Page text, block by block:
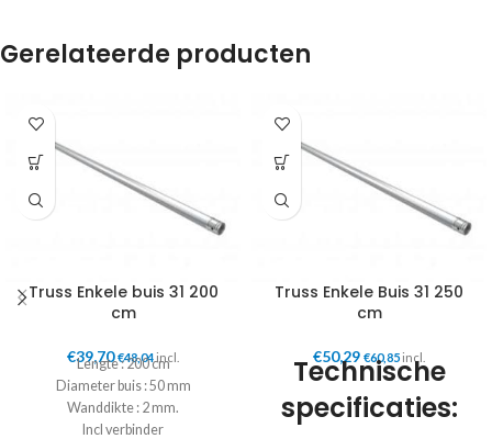
Gerelateerde producten
Truss Enkele buis 31 200
cm
€39,70 €48,04 incl.
Lengte : 200 cm
Diameter buis : 50 mm
Wanddikte : 2 mm.
Incl verbinder
Truss Enkele Buis 31 250
cm
€50,29 €60,85 incl.
Technische
specificaties: